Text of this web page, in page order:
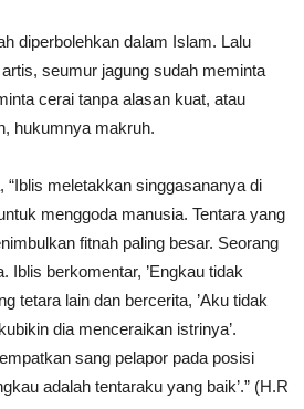
diperbolehkan dalam Islam. Lalu
seumur jagung sudah meminta
cerai tanpa alasan kuat, atau
hukumnya makruh.
meletakkan singgasananya di
menggoda manusia. Tentara yang
fitnah paling besar. Seorang
Iblis berkomentar, ’Engkau tidak
tetara lain dan bercerita, ’Aku tidak
dia menceraikan istrinya’.
sang pelapor pada posisi
adalah tentaraku yang baik’.” (H.R